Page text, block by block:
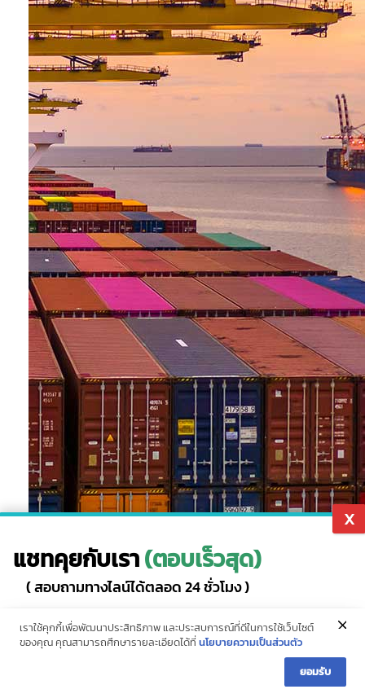
แชทคุยกับเรา(ตอบเร็วสุด)
( สอบถามทางไลน์ได้ตลอด 24 ชั่วโมง )
แอดไลน์
สายด่วน (10 คู่สาย)